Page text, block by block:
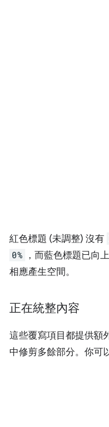
紅色標題 (未調整) 沒有
0%
，而藍色標題已向
相應產生空間。
正在統整內容
這些覆寫項目都提供額
中修剪多餘部分。你可